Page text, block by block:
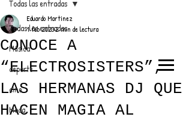
EL TRENDY TOP
CON EDDY MARTINEZ
Todas las entradas
Música
deporte
cine
Moda
Todas las entradas
CONOCE A
“ELECTROSISTERS”,
LAS HERMANAS DJ QUE
HACEN MAGIA AL
Eduardo Martínez
1 feb 20232 min de lectura